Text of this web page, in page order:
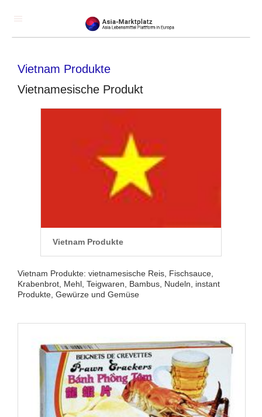
Vietnam Produkte
Vietnamesische Produkt
Vietnam Produkte
Vietnam Produkte: vietnamesische Reis, Fischsauce,
Krabenbrot, Mehl, Teigwaren, Bambus, Nudeln, instant
Produkte, Gewürze und Gemüse